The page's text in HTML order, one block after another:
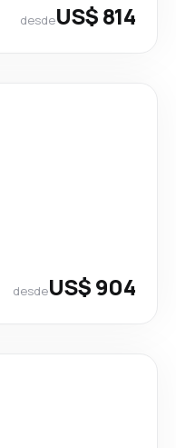
desdeUS$ 814
desdeUS$ 904